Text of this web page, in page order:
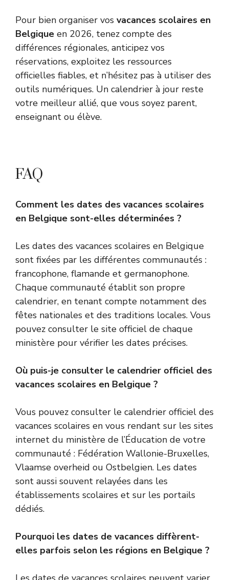
Pour bien organiser vos vacances scolaires en
Belgique en 2026, tenez compte des
différences régionales, anticipez vos
réservations, exploitez les ressources
officielles fiables, et n’hésitez pas à utiliser des
outils numériques. Un calendrier à jour reste
votre meilleur allié, que vous soyez parent,
enseignant ou élève.
FAQ
Comment les dates des vacances scolaires
en Belgique sont-elles déterminées ?
Les dates des vacances scolaires en Belgique
sont fixées par les différentes communautés :
francophone, flamande et germanophone.
Chaque communauté établit son propre
calendrier, en tenant compte notamment des
fêtes nationales et des traditions locales. Vous
pouvez consulter le site officiel de chaque
ministère pour vérifier les dates précises.
Où puis-je consulter le calendrier officiel des
vacances scolaires en Belgique ?
Vous pouvez consulter le calendrier officiel des
vacances scolaires en vous rendant sur les sites
internet du ministère de l’Éducation de votre
communauté : Fédération Wallonie-Bruxelles,
Vlaamse overheid ou Ostbelgien. Les dates
sont aussi souvent relayées dans les
établissements scolaires et sur les portails
dédiés.
Pourquoi les dates de vacances diffèrent-
elles parfois selon les régions en Belgique ?